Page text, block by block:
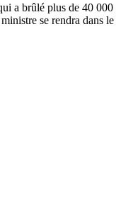
a brûlé plus de 40 000
se rendra dans le